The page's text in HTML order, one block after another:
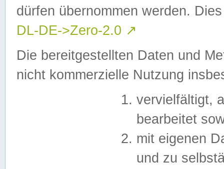
dürfen übernommen werden.
DL-DE->Zero-2.0 ↗
Die bereitgestellten Daten und
nicht kommerzielle Nutzung
vervielfältigt,
bearbeitet
mit eigenen
und zu